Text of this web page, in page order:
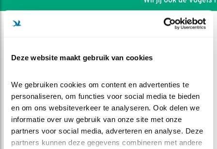
Deze website maakt gebruik van cookies
We gebruiken cookies om content en advertenties te
personaliseren, om functies voor social media te bieden
en om ons websiteverkeer te analyseren. Ook delen we
informatie over uw gebruik van onze site met onze
partners voor social media, adverteren en analyse. Deze
partners kunnen deze gegevens combineren met andere